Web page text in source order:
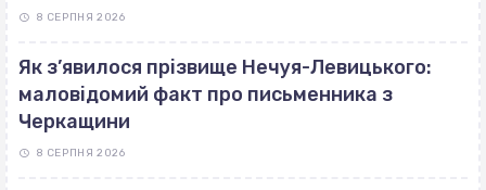
8 СЕРПНЯ 2026
Як з’явилося прізвище Нечуя-Левицького:
маловідомий факт про письменника з
Черкащини
8 СЕРПНЯ 2026